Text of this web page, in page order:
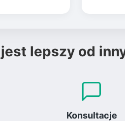
jest lepszy od
Konsultacje